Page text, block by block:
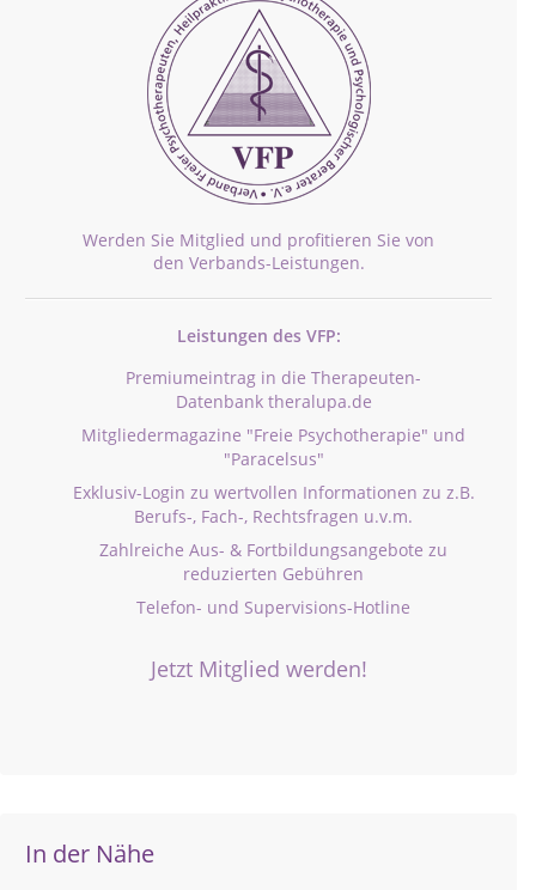
Werden Sie Mitglied und profitieren Sie von
den Verbands-Leistungen.
Leistungen des VFP:
Premiumeintrag in die Therapeuten-
Datenbank theralupa.de
Mitgliedermagazine "Freie Psychotherapie" und
"Paracelsus"
Exklusiv-Login zu wertvollen Informationen zu z.B.
Berufs-, Fach-, Rechtsfragen u.v.m.
Zahlreiche Aus- & Fortbildungsangebote zu
reduzierten Gebühren
Telefon- und Supervisions-Hotline
Jetzt Mitglied werden!
In der Nähe